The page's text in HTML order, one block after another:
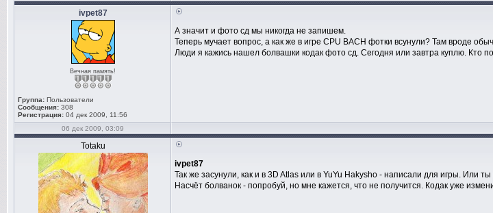
ivpet87
Вечная память!
Группа: Пользователи
Сообщения: 308
Регистрация: 04 дек 2009, 11:56
А значит и фото сд мы никогда не запишем.
Теперь мучает вопрос, а как же в игре CPU BACH фотки всунули? Там вроде
Люди я кажись нашел болвашки кодак фото сд. Сегодня или завтра куплю. Кто
06 дек 2009, 03:09
Totaku
ivpet87
Так же засунули, как и в 3D Atlas или в YuYu Hakysho - написали для игры. Или
Насчёт болванок - попробуй, но мне кажется, что не получится. Кодак уже